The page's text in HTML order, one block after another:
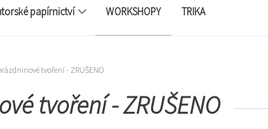
papírnictví WORKSHOPY TRIKA
tvoření - ZRUŠENO
tvoření - ZRUŠENO